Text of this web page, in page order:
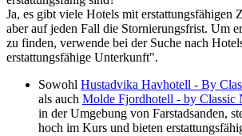
Ja, es gibt viele Hotels mit erstattungsfähigen
aber auf jeden Fall die Stornierungsfrist. Um
zu finden, verwende bei der Suche nach
erstattungsfähige Unterkunft".
Sowohl Hustadvika Havhotell - By
als auch Molde Fjordhotell - by Classic
in der Umgebung von Farstadsanden,
hoch im Kurs und bieten